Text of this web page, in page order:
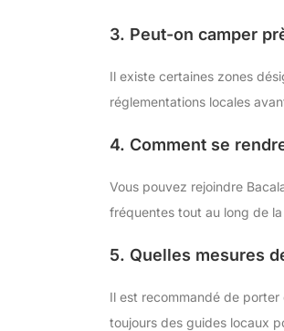
3. Peut-on camper
Il existe certaines zones
réglementations locales
4. Comment se
Vous pouvez rejoindre
fréquentes tout au long de la
5. Quelles mesures
Il est recommandé de
toujours des guides locaux